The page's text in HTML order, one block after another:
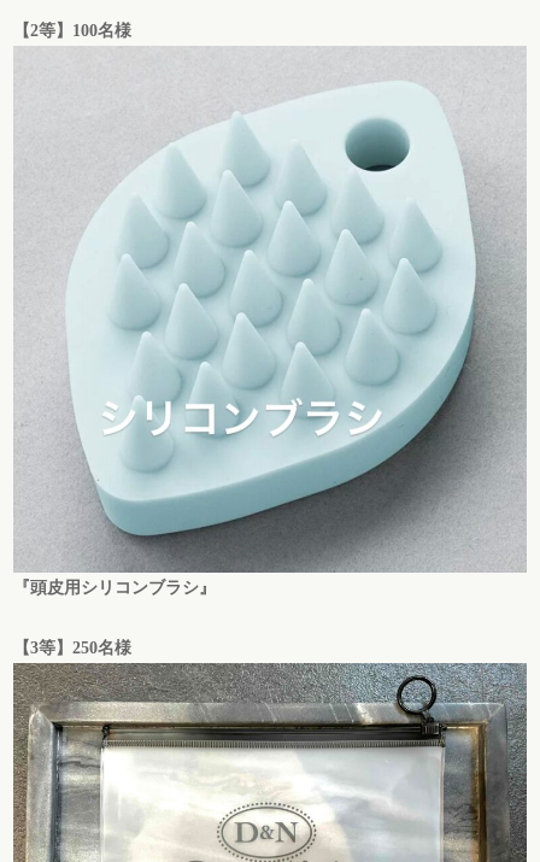
【2等】100名様
『頭皮用シリコンブラシ』
【3等】250名様